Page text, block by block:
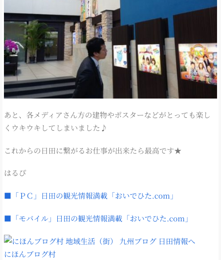
あと、各メディアさん方の建物やポスターなどがとっても楽し
くウキウキしてしまいました♪
これからの日田に繋がるお仕事が出来たら最高です★
はるぴ
■「ＰＣ」日田の観光情報満載「おいでひた.com」
■「モバイル」日田の観光情報満載「おいでひた.com」
にほんブログ村